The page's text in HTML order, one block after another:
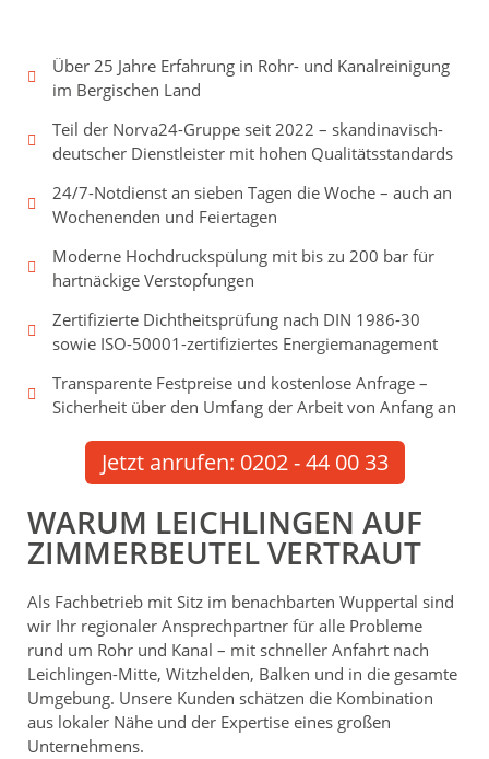
Über 25 Jahre Erfahrung in Rohr- und Kanalreinigung
im Bergischen Land
Teil der Norva24-Gruppe seit 2022 – skandinavisch-
deutscher Dienstleister mit hohen Qualitätsstandards
24/7-Notdienst an sieben Tagen die Woche – auch an
Wochenenden und Feiertagen
Moderne Hochdruckspülung mit bis zu 200 bar für
hartnäckige Verstopfungen
Zertifizierte Dichtheitsprüfung nach DIN 1986-30
sowie ISO-50001-zertifiziertes Energiemanagement
Transparente Festpreise und kostenlose Anfrage –
Sicherheit über den Umfang der Arbeit von Anfang an
Jetzt anrufen: 0202 - 44 00 33
WARUM LEICHLINGEN AUF
ZIMMERBEUTEL VERTRAUT
Als Fachbetrieb mit Sitz im benachbarten Wuppertal sind
wir Ihr regionaler Ansprechpartner für alle Probleme
rund um Rohr und Kanal – mit schneller Anfahrt nach
Leichlingen-Mitte, Witzhelden, Balken und in die gesamte
Umgebung. Unsere Kunden schätzen die Kombination
aus lokaler Nähe und der Expertise eines großen
Unternehmens.